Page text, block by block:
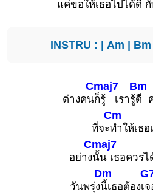
แค่ขอให้เธอไปได้ดี กั
INSTRU : | Am | Bm
ต่างคน
Cmaj7
ก็รู้ เรารู้
Bm
ดี
ที่จะ
Cm
ทำให้เธอ
อย่าง
Cmaj7
นั้น เธอควรไ
วันพรุ่ง
Dm
นี้เธอต้องเ